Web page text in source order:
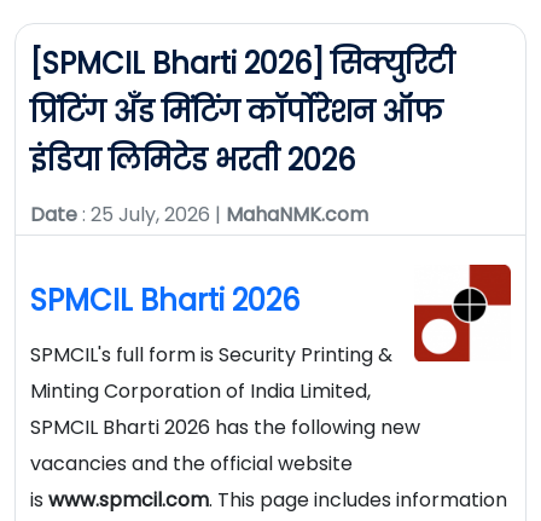
[SPMCIL Bharti 2026] सिक्युरिटी
प्रिंटिंग अँड मिंटिंग कॉर्पोरेशन ऑफ
इंडिया लिमिटेड भरती 2026
Date: 25 July, 2026 | MahaNMK.com
SPMCIL Bharti 2026
SPMCIL's full form is Security Printing &
Minting Corporation of India Limited,
SPMCIL Bharti 2026 has the following new
vacancies and the official website
is www.spmcil.com. This page includes information